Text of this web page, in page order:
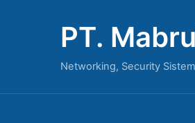
PT.
Networking, Security